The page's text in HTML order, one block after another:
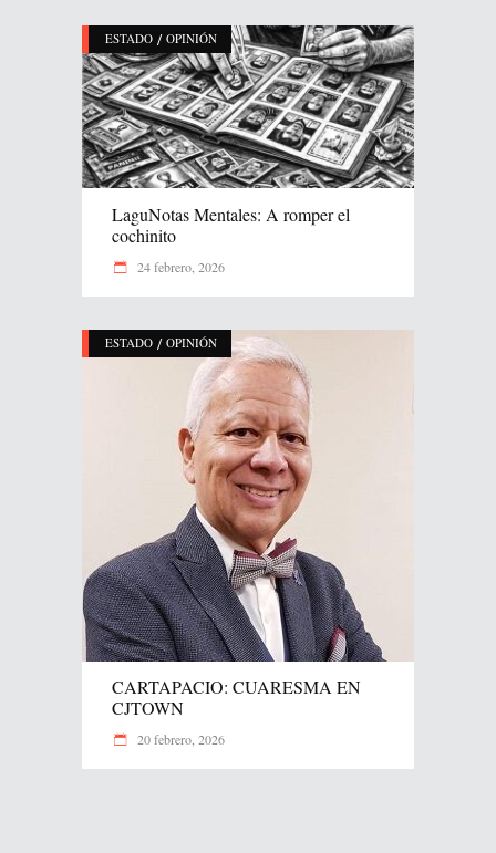
ESTADO / OPINIÓN
LaguNotas Mentales: A romper el
cochinito
24 febrero, 2026
ESTADO / OPINIÓN
CARTAPACIO: CUARESMA EN
CJTOWN
20 febrero, 2026